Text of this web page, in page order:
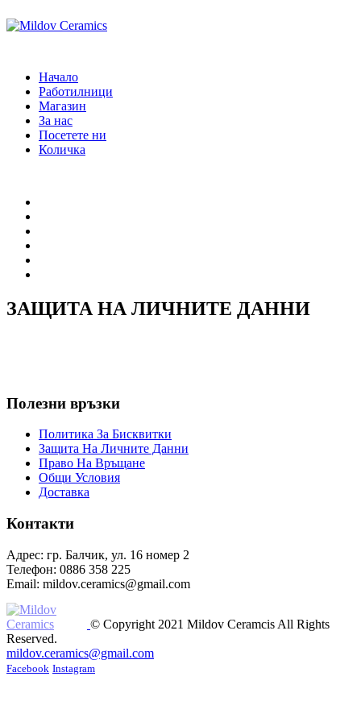
Начало
Работилници
Магазин
За нас
Посетете ни
Количка
ЗАЩИТА НА ЛИЧНИТЕ ДАННИ
Полезни връзки
Политика За Бисквитки
Защита На Личните Данни
Право На Връщане
Общи Условия
Доставка
Контакти
Адрес: гр. Балчик, ул. 16 номер 2
Телефон: 0886 358 225
Email: mildov.ceramics@gmail.com
© Copyright 2021 Mildov Ceramcis All Rights
Reserved.
mildov.ceramics@gmail.com
Facebook Instagram